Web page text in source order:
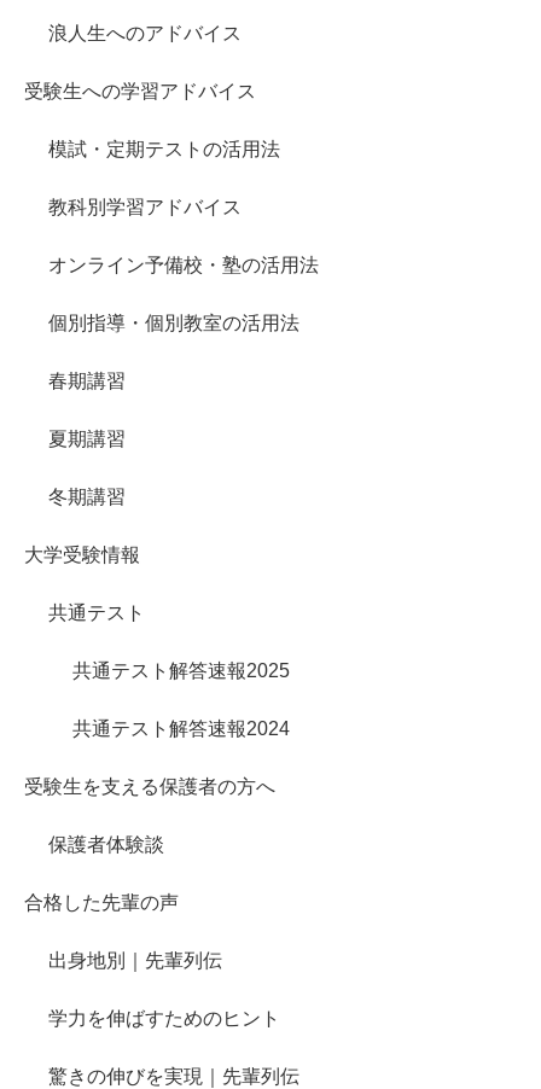
浪人生へのアドバイス
受験生への学習アドバイス
模試・定期テストの活用法
教科別学習アドバイス
オンライン予備校・塾の活用法
個別指導・個別教室の活用法
春期講習
夏期講習
冬期講習
大学受験情報
共通テスト
共通テスト解答速報2025
共通テスト解答速報2024
受験生を支える保護者の方へ
保護者体験談
合格した先輩の声
出身地別｜先輩列伝
学力を伸ばすためのヒント
驚きの伸びを実現｜先輩列伝